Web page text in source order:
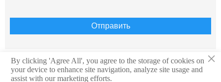
Отправить
Авторское право © Teison Energy Technology Co.,Ltd.
×
By clicking 'Agree All', you agree to the storage of cookies on
your device to enhance site navigation, analyze site usage and
assist with our marketing efforts.